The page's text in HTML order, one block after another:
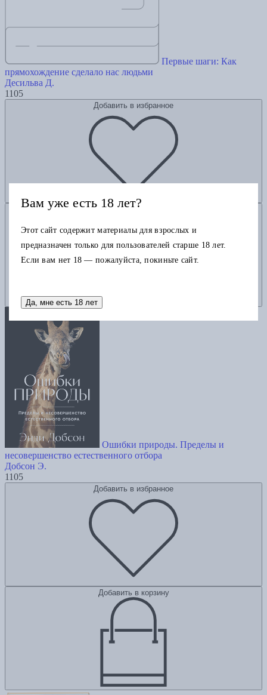
Первые шаги: Как
прямохождение сделало нас людьми
Десильва Д.
1105
Добавить в избранное
Добавить в корзину
Ошибки природы. Пределы и
несовершенство естественного отбора
Добсон Э.
1105
Добавить в избранное
Добавить в корзину
Вам уже есть 18 лет?
Этот сайт содержит материалы для взрослых и
предназначен только для пользователей старше 18 лет.
Если вам нет 18 — пожалуйста, покиньте сайт.
Да, мне есть 18 лет